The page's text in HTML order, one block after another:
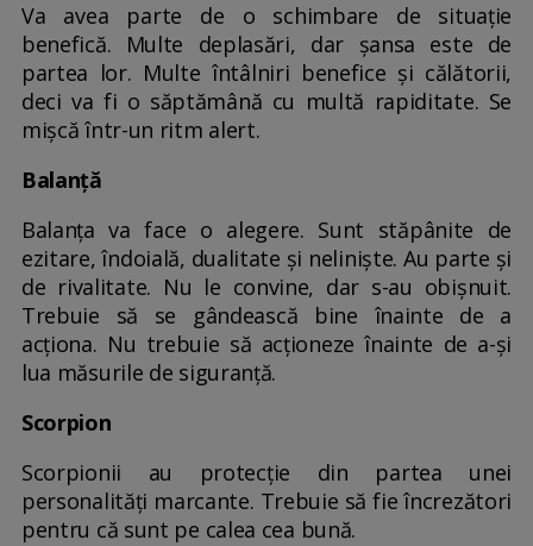
Va avea parte de o schimbare de situație
benefică. Multe deplasări, dar șansa este de
partea lor. Multe întâlniri benefice şi călătorii,
deci va fi o săptămână cu multă rapiditate. Se
mișcă într-un ritm alert.
Balanță
Balanţa va face o alegere. Sunt stăpânite de
ezitare, îndoială, dualitate și nelinişte. Au parte și
de rivalitate. Nu le convine, dar s-au obișnuit.
Trebuie să se gândească bine înainte de a
acţiona. Nu trebuie să acționeze înainte de a-și
lua măsurile de siguranță.
Scorpion
Scorpionii au protecţie din partea unei
personalităţi marcante. Trebuie să fie încrezători
pentru că sunt pe calea cea bună.